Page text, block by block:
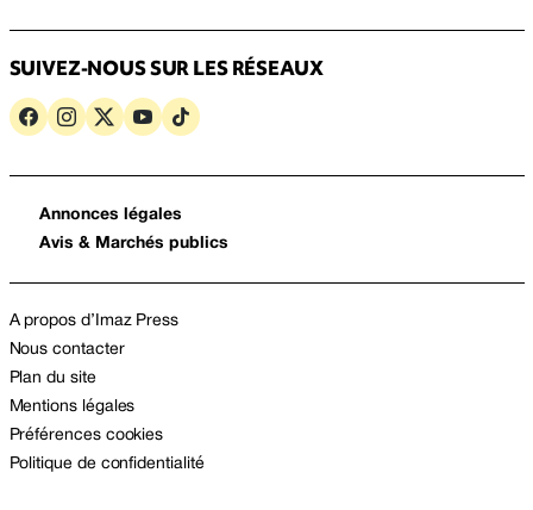
SUIVEZ-NOUS SUR LES RÉSEAUX
Annonces légales
Avis & Marchés publics
A propos d’Imaz Press
Nous contacter
Plan du site
Mentions légales
Préférences cookies
Politique de confidentialité